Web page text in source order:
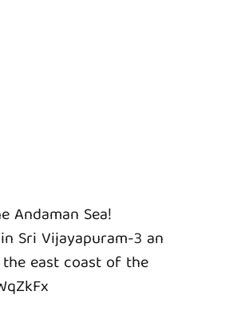
Sea!
Sri Vijayapuram-3 an
east coast of the